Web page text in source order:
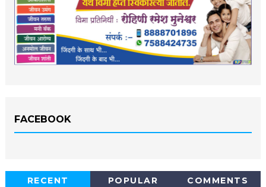
FACEBOOK
RECENT POPULAR COMMENTS